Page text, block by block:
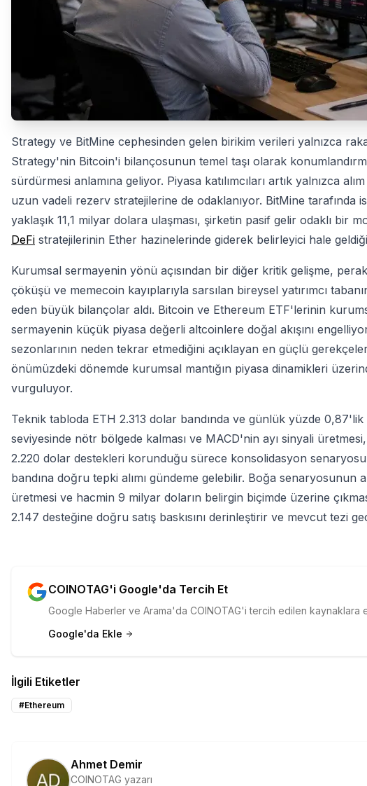
Strategy ve BitMine cephesinden gelen birikim verileri yalnızca
Strategy'nin Bitcoin'i bilançosunun temel taşı olarak
sürdürmesi anlamına geliyor. Piyasa katılımcıları artık yalnızca
uzun vadeli rezerv stratejilerine de odaklanıyor. BitMine
yaklaşık 11,1 milyar dolara ulaşması, şirketin pasif gelir odaklı bir
DeFi stratejilerinin Ether hazinelerinde giderek belirleyici hale
Kurumsal sermayenin yönü açısından bir diğer kritik gelişme,
çöküşü ve memecoin kayıplarıyla sarsılan bireysel yatırımcı
eden büyük bilançolar aldı. Bitcoin ve Ethereum ETF'lerinin
sermayenin küçük piyasa değerli altcoinlere doğal akışını
sezonlarının neden tekrar etmediğini açıklayan en güçlü
önümüzdeki dönemde kurumsal mantığın piyasa dinamikleri
vurguluyor.
Teknik tabloda ETH 2.313 dolar bandında ve günlük yüzde
seviyesinde nötr bölgede kalması ve MACD'nin ayı sinyali
2.220 dolar destekleri korunduğu sürece konsolidasyon senaryosu
bandına doğru tepki alımı gündeme gelebilir. Boğa senaryosunun
üretmesi ve hacmin 9 milyar doların belirgin biçimde üzerine
2.147 desteğine doğru satış baskısını derinleştirir ve mevcut tezi
COINOTAG'i Google'da Tercih Et
Google Haberler ve Arama'da COINOTAG'i tercih edilen kaynaklara
Google'da Ekle
İlgili Etiketler
#Ethereum
Ahmet Demir
COINOTAG yazarı